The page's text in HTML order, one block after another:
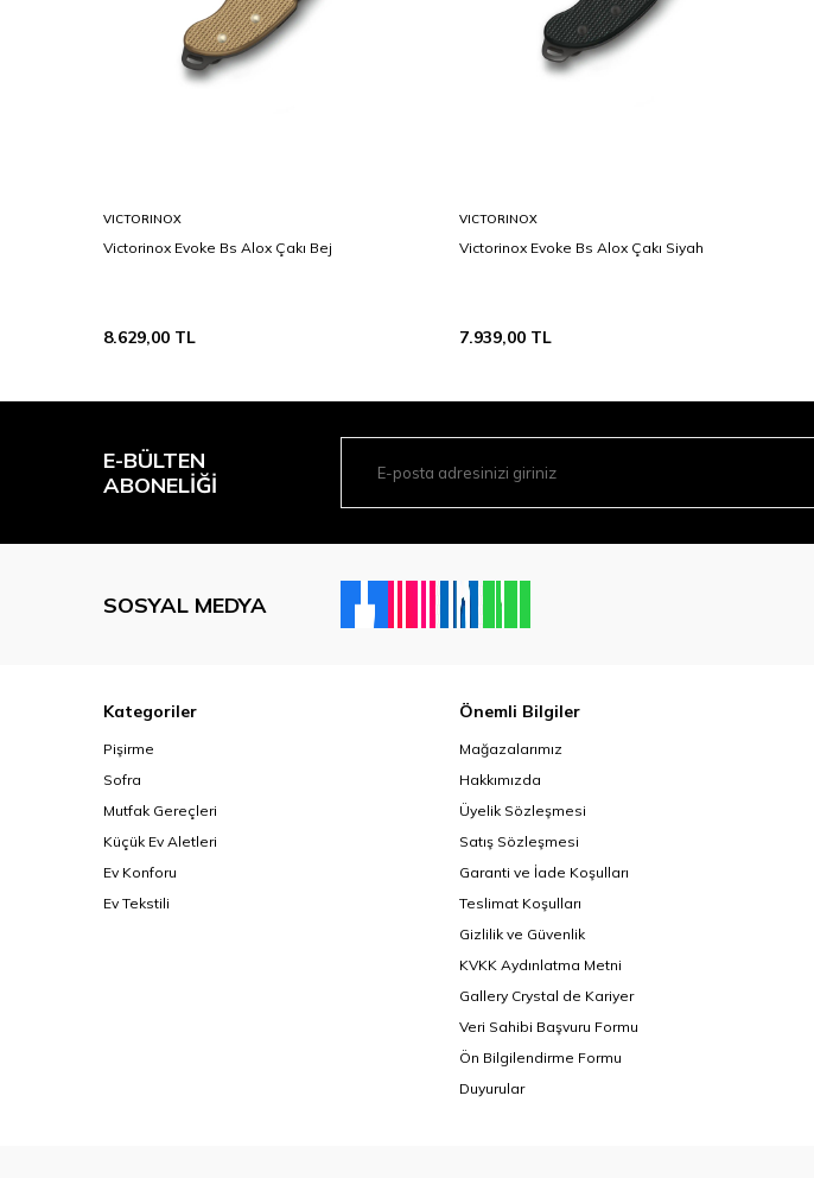
VICTORINOX
Victorinox Evoke Bs Alox Çakı Bej
8.629,00 TL
VICTORINOX
Victorinox Evoke Bs Alox Çakı Siyah
7.939,00 TL
E-BÜLTEN
ABONELIĞI
SOSYAL MEDYA
Kategoriler
Pişirme
Sofra
Mutfak Gereçleri
Küçük Ev Aletleri
Ev Konforu
Ev Tekstili
Önemli Bilgiler
Mağazalarımız
Hakkımızda
Üyelik Sözleşmesi
Satış Sözleşmesi
Garanti ve İade Koşulları
Teslimat Koşulları
Gizlilik ve Güvenlik
KVKK Aydınlatma Metni
Gallery Crystal de Kariyer
Veri Sahibi Başvuru Formu
Ön Bilgilendirme Formu
Duyurular